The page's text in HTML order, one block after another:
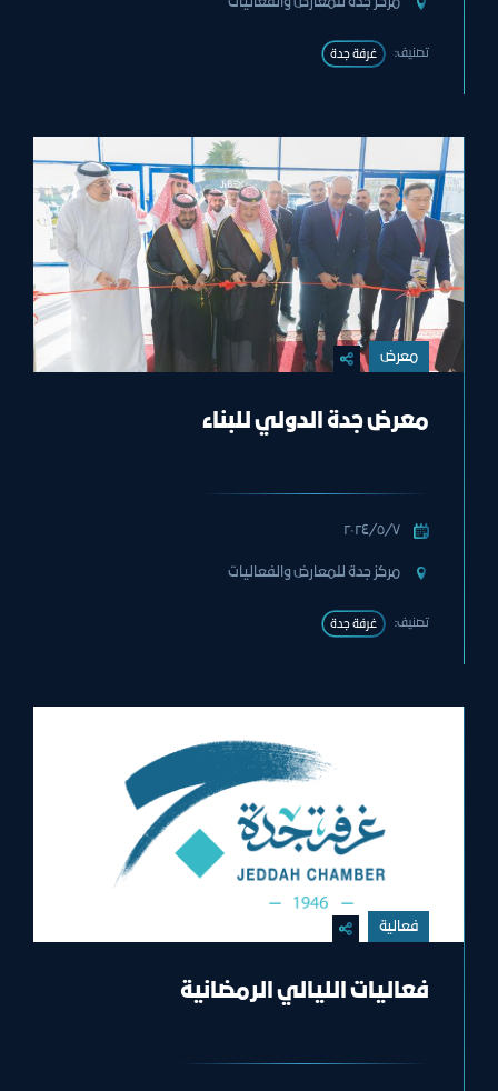
تصنيف: غرفة جدة
معرض
معرض جدة الدولي للبناء
٧‏/٥‏/٢٠٢٤
مركز جدة للمعارض والفعاليات
تصنيف: غرفة جدة
فعالية
فعاليات الليالي الرمضانية